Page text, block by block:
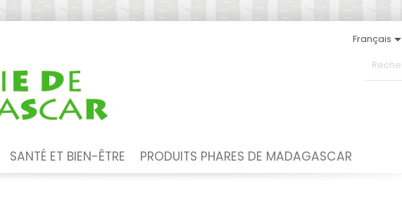
Français
SANTÉ ET BIEN-ÊTRE PRODUITS PHARES DE MADAGASCAR